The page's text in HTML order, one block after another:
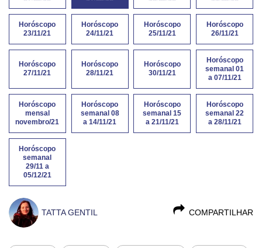
Horóscopo
23/11/21
Horóscopo
24/11/21
Horóscopo
25/11/21
Horóscopo
26/11/21
Horóscopo
27/11/21
Horóscopo
28/11/21
Horóscopo
30/11/21
Horóscopo
semanal 01
a 07/11/21
Horóscopo
mensal
novembro/21
Horóscopo
semanal 08
a 14/11/21
Horóscopo
semanal 15
a 21/11/21
Horóscopo
semanal 22
a 28/11/21
Horóscopo
semanal
29/11 a
05/12/21
COMPARTILHAR
TATTA GENTIL